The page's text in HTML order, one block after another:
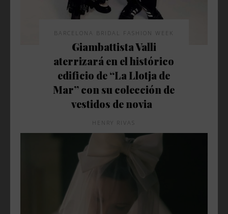
BARCELONA BRIDAL FASHION WEEK
Giambattista Valli
aterrizará en el histórico
edificio de “La Llotja de
Mar” con su colección de
vestidos de novia
HENRY RIVAS